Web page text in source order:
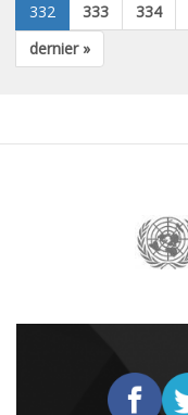
332
333 334
dernier »